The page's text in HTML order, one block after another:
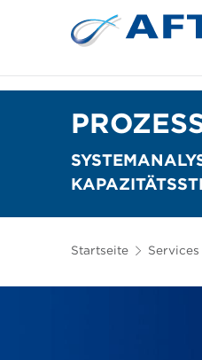
Startseite Services